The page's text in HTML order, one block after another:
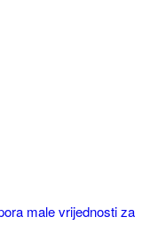
male vrijednosti za